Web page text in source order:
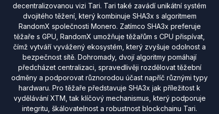
decentralizovanou vizi Tari. Tari také zavádí unikátní systém
dvojitého těžení, který kombinuje SHA3x s algoritmem
RandomX společnosti Monero. Zatímco SHA3x preferuje
těžaře s GPU, RandomX umožňuje těžařům s CPU přispívat,
čímž vytváří vyvážený ekosystém, který zvyšuje odolnost a
bezpečnost sítě. Dohromady, dvojí algoritmy pomáhají
předcházet centralizaci, spravedlivěji rozdělovat těžební
odměny a podporovat různorodou účast napříč různými typy
hardwaru. Pro těžaře představuje SHA3x jak příležitost k
vydělávání XTM, tak klíčový mechanismus, který podporuje
integritu, škálovatelnost a robustnost blockchainu Tari.